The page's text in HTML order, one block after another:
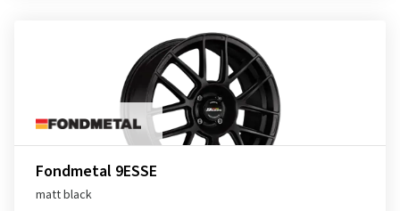
Fondmetal 9ESSE
matt black